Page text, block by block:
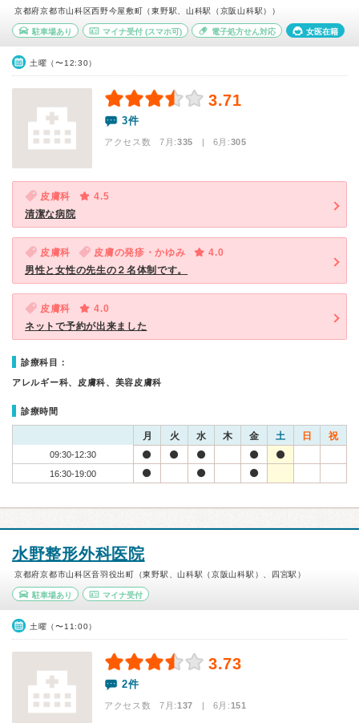
京都府京都市山科区西野今屋敷町（東野駅、山科駅（京阪山科駅））
駐車場あり マイナ受付(スマホ可) 電子処方せん対応 女医在籍
土曜（〜12:30）
3.71
3件
アクセス数 7月:335 | 6月:305
皮膚科
4.5
清潔な病院
皮膚科 皮膚の発疹・かゆみ
4.0
男性と女性の先生の２名体制です。
皮膚科
4.0
ネットで予約が出来ました
診療科目：
アレルギー科、皮膚科、美容皮膚科
診療時間
月 火 水 木 金 土 日 祝
09:30-12:30
16:30-19:00
水野整形外科医院
京都府京都市山科区音羽役出町（東野駅、山科駅（京阪山科駅）、四宮駅）
駐車場あり マイナ受付
土曜（〜11:00）
3.73
2件
アクセス数 7月:137 | 6月:151